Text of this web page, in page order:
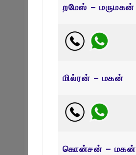
றமேஸ் – மருமகன்
மில்ரன் – மகன்
கொன்சன் – மகன்